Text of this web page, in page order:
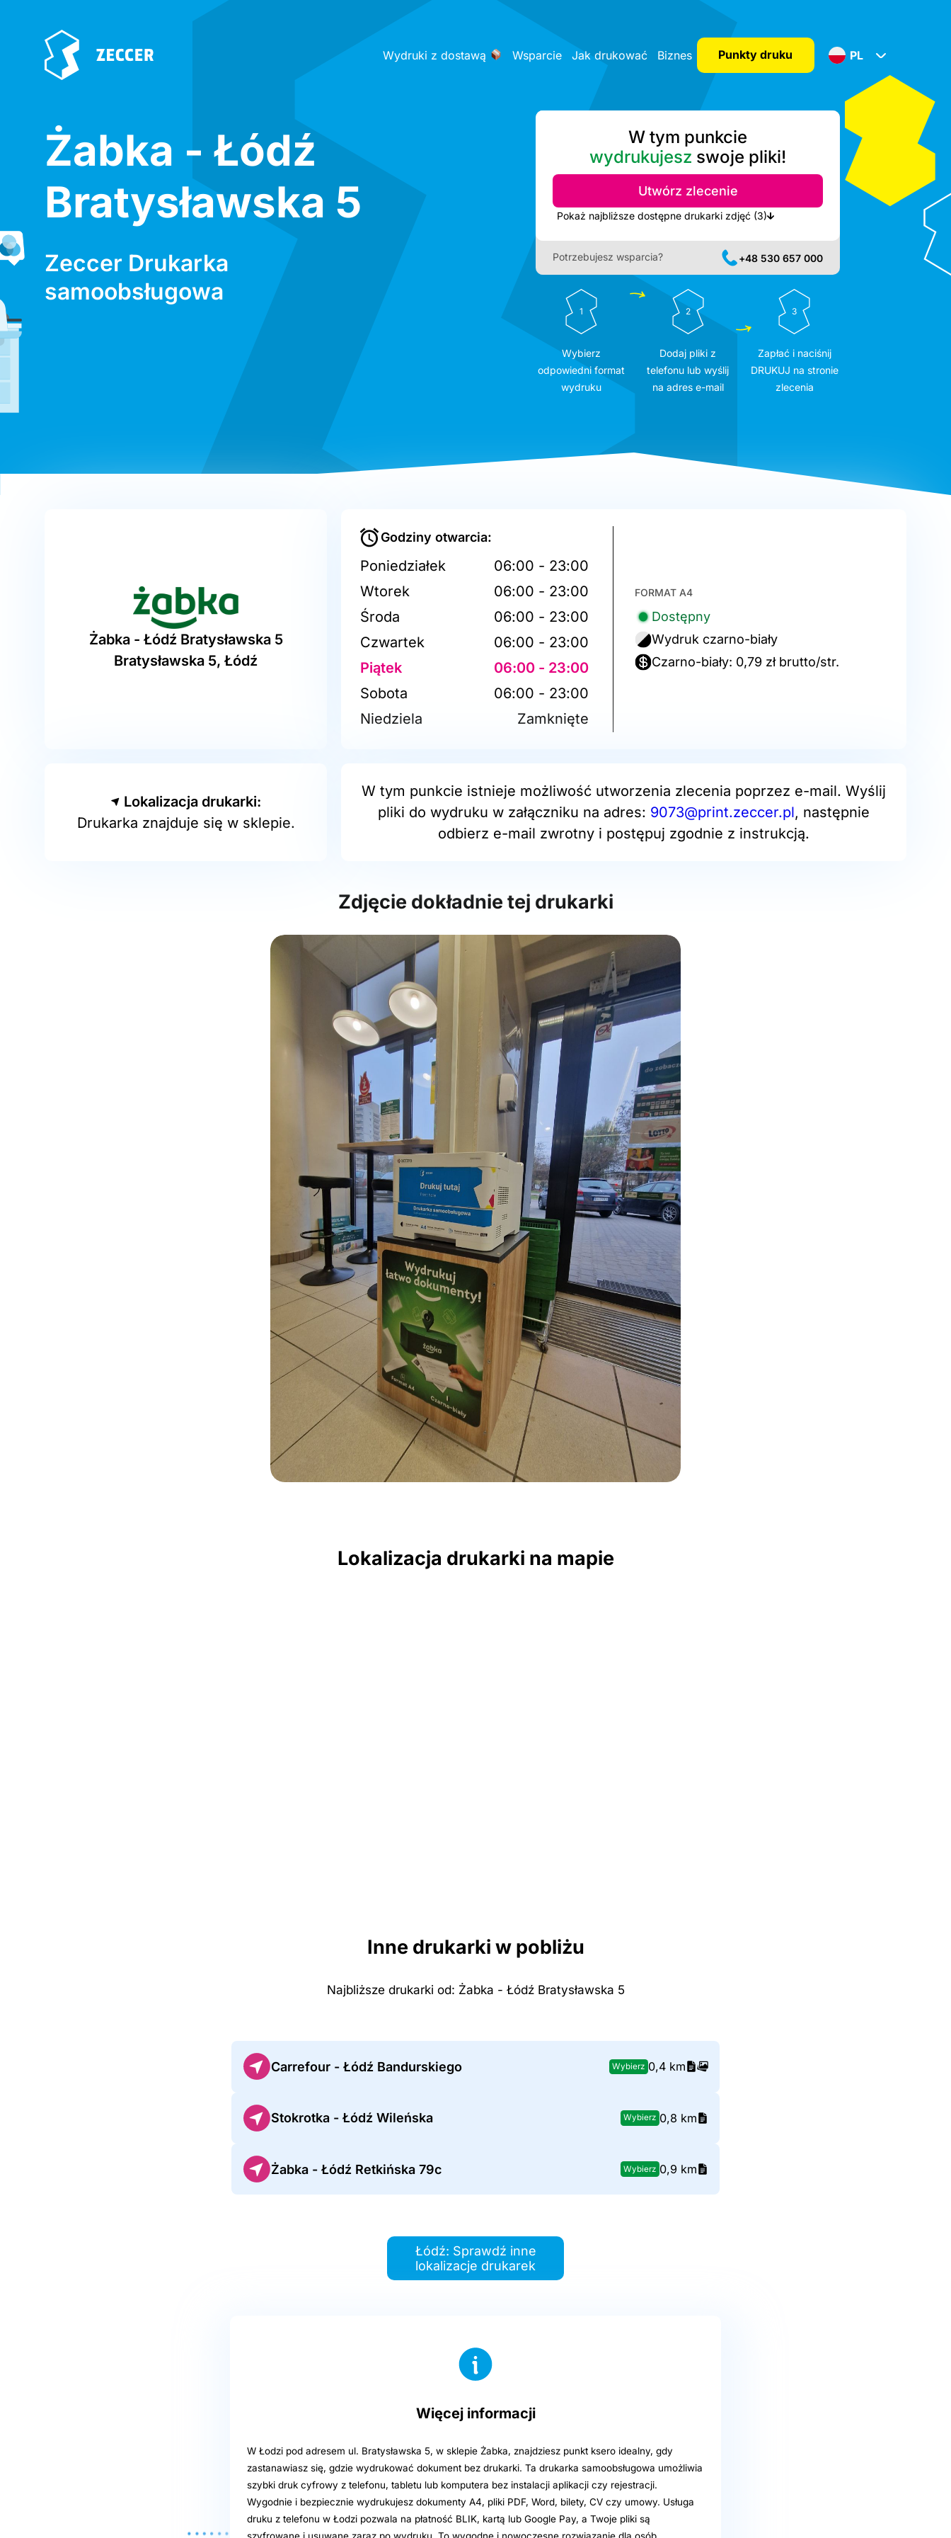
Wydruki z dostawą Wsparcie Jak drukować Biznes Punkty druku PL
Żabka - Łódź
Bratysławska 5
Zeccer Drukarka
samoobsługowa
W tym punkcie
wydrukujesz swoje pliki!
Utwórz zlecenie
Pokaż najbliższe dostępne drukarki zdjęć (3)
Potrzebujesz wsparcia? +48 530 657 000
1
Wybierz
odpowiedni format
wydruku
2
Dodaj pliki z
telefonu lub wyślij
na adres e-mail
3
Zapłać i naciśnij
DRUKUJ na stronie
zlecenia
Żabka - Łódź Bratysławska 5
Bratysławska 5, Łódź
Godziny otwarcia:
Poniedziałek
06:00 - 23:00
Wtorek
06:00 - 23:00
Środa
06:00 - 23:00
Czwartek
06:00 - 23:00
Piątek
06:00 - 23:00
Sobota
06:00 - 23:00
Niedziela
Zamknięte
FORMAT A4
Dostępny
Wydruk czarno-biały
Czarno-biały: 0,79 zł brutto/str.
Lokalizacja drukarki:
Drukarka znajduje się w sklepie.
W tym punkcie istnieje możliwość utworzenia zlecenia poprzez e-mail. Wyślij
pliki do wydruku w załączniku na adres: 9073@print.zeccer.pl, następnie
odbierz e-mail zwrotny i postępuj zgodnie z instrukcją.
Zdjęcie dokładnie tej drukarki
Lokalizacja drukarki na mapie
Inne drukarki w pobliżu
Najbliższe drukarki od: Żabka - Łódź Bratysławska 5
Carrefour - Łódź Bandurskiego Wybierz 0,4 km
Stokrotka - Łódź Wileńska Wybierz 0,8 km
Żabka - Łódź Retkińska 79c Wybierz 0,9 km
Łódź: Sprawdź inne
lokalizacje drukarek
Więcej informacji
W Łodzi pod adresem ul. Bratysławska 5, w sklepie Żabka, znajdziesz punkt ksero idealny, gdy
zastanawiasz się, gdzie wydrukować dokument bez drukarki. Ta drukarka samoobsługowa umożliwia
szybki druk cyfrowy z telefonu, tabletu lub komputera bez instalacji aplikacji czy rejestracji.
Wygodnie i bezpiecznie wydrukujesz dokumenty A4, pliki PDF, Word, bilety, CV czy umowy. Usługa
druku z telefonu w Łodzi pozwala na płatność BLIK, kartą lub Google Pay, a Twoje pliki są